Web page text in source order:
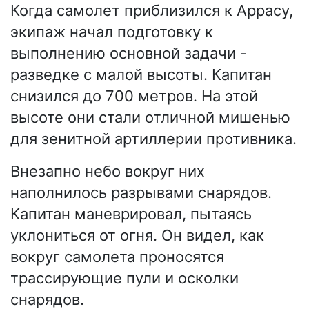
Когда самолет приблизился к Аррасу,
экипаж начал подготовку к
выполнению основной задачи -
разведке с малой высоты. Капитан
снизился до 700 метров. На этой
высоте они стали отличной мишенью
для зенитной артиллерии противника.
Внезапно небо вокруг них
наполнилось разрывами снарядов.
Капитан маневрировал, пытаясь
уклониться от огня. Он видел, как
вокруг самолета проносятся
трассирующие пули и осколки
снарядов.